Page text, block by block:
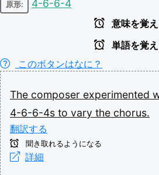
原形: 4-6-6-4
意味を覚
単語を覚
このボタンはなに？
The composer experimented
4-6-6-4s to vary the chorus.
翻訳する
聞き取れるようになる
詳細